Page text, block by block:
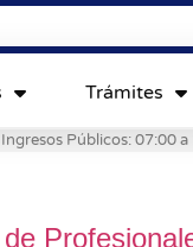
Trámites
Públicos: 07:00 a